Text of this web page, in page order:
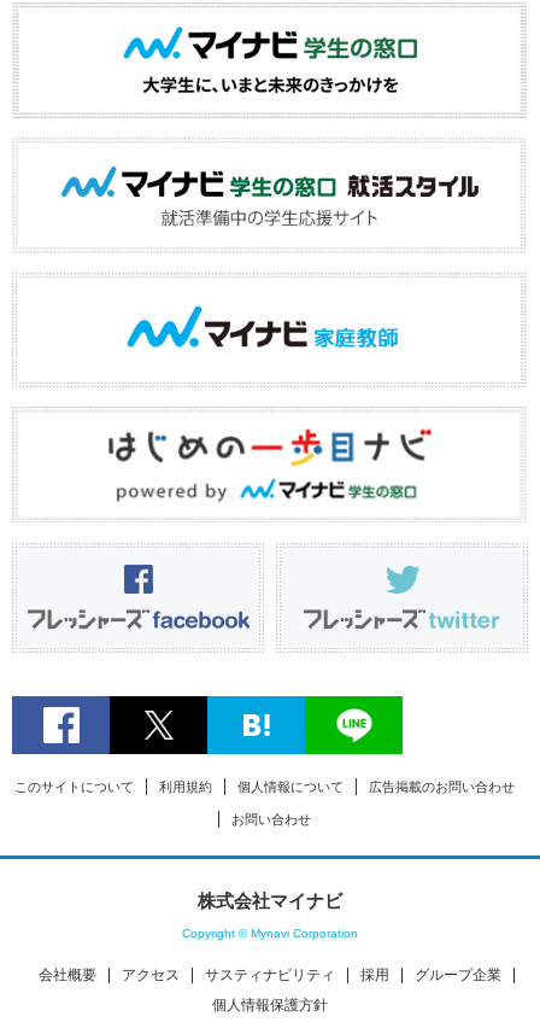
このサイトについて 利用規約 個人情報について 広告掲載のお問い合わせ
お問い合わせ
株式会社マイナビ
Copyright © Mynavi Corporation
会社概要 アクセス サスティナビリティ 採用
グループ企業
個人情報保護方針